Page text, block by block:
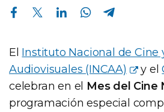
Compartir en Facebook Compartir en Twitter Compartir en Linkedin Compartir en Whatsapp
El Instituto Nacional de Cine
Audiovisuales (INCAA)
y el
celebran en el Mes del Cine
programación especial